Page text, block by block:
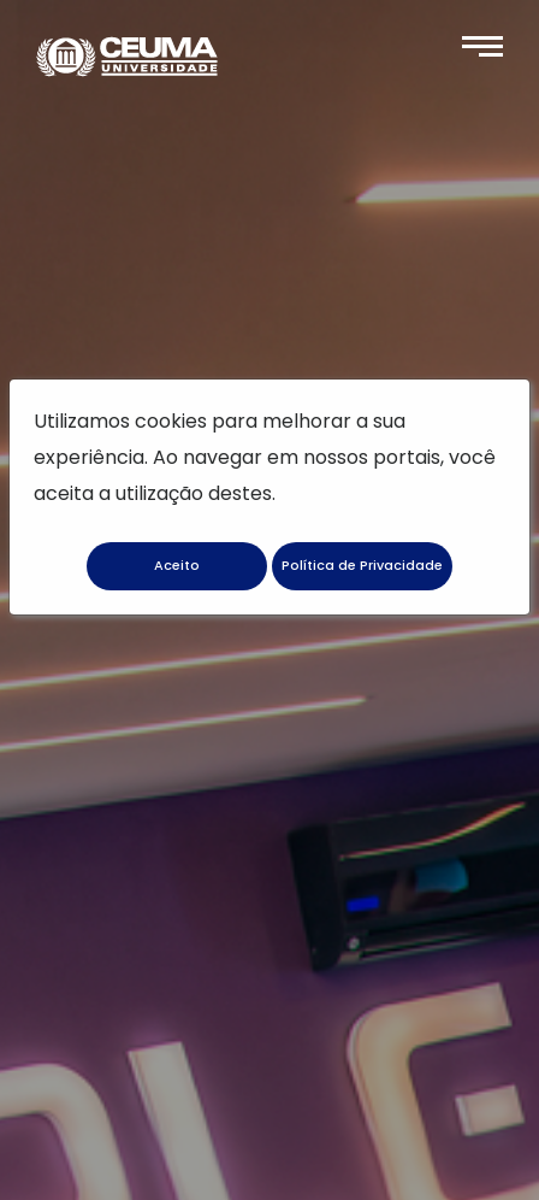
Utilizamos cookies para melhorar a sua
experiência. Ao navegar em nossos portais, você
aceita a utilização destes.
Aceito Política de Privacidade